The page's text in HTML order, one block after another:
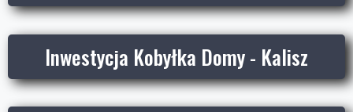
Inwestycja Kobyłka Domy - Kalisz